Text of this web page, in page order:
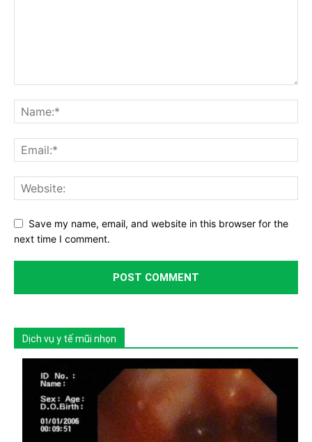
Save my name, email, and website in this browser for the
next time I comment.
Dịch vụ y tế mũi nhọn